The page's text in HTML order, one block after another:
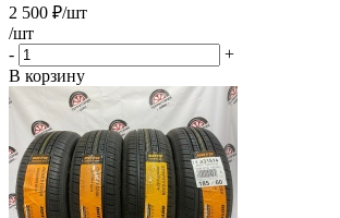
2 500 ₽/шт
/шт
-
+
В корзину